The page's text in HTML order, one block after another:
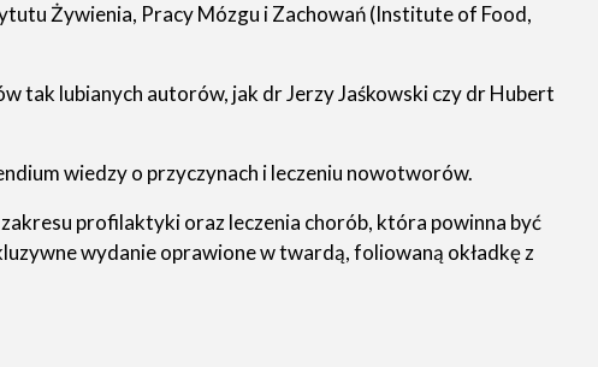
Żywienia, Pracy Mózgu i Zachowań (Institute of Food,
tak lubianych autorów, jak dr Jerzy Jaśkowski czy dr Hubert
wiedzy o przyczynach i leczeniu nowotworów.
profilaktyki oraz leczenia chorób, która powinna być
wydanie oprawione w twardą, foliowaną okładkę z